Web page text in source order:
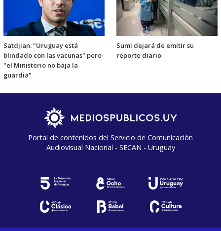
Satdjian: "Uruguay está
blindado con las vacunas" pero
"el Ministerio no baja la
guardia"
Sumi dejará de emitir su
reporte diario
Portal de contenidos del Servicio de Comunicación
Audiovisual Nacional - SECAN - Uruguay